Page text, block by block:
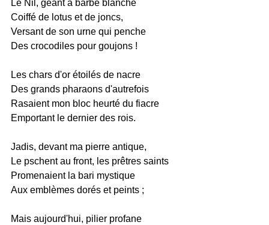
Le Nil, géant à barbe blanche
Coiffé de lotus et de joncs,
Versant de son urne qui penche
Des crocodiles pour goujons !
Les chars d'or étoilés de nacre
Des grands pharaons d'autrefois
Rasaient mon bloc heurté du fiacre
Emportant le dernier des rois.
Jadis, devant ma pierre antique,
Le pschent au front, les prêtres saints
Promenaient la bari mystique
Aux emblèmes dorés et peints ;
Mais aujourd'hui, pilier profane